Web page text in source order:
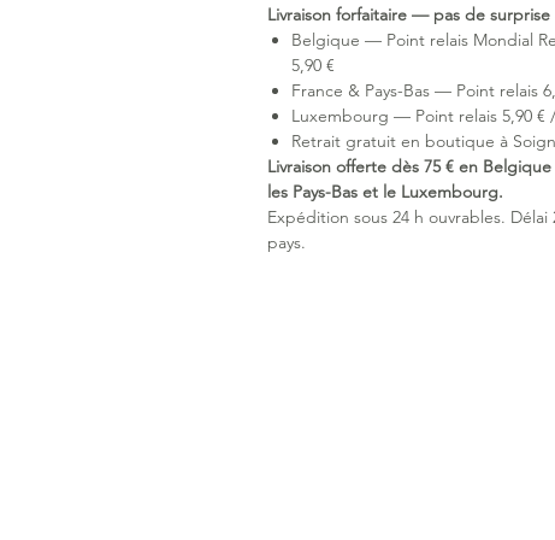
Livraison forfaitaire — pas de
Belgique — Point relais Mondial
5,90 €
France & Pays-Bas — Point relais
Luxembourg — Point relais 5,90 €
Retrait gratuit en boutique à
Livraison offerte dès 75 € en
les Pays-Bas et le Luxembourg.
Expédition sous 24 h ouvrables. Délai
pays.